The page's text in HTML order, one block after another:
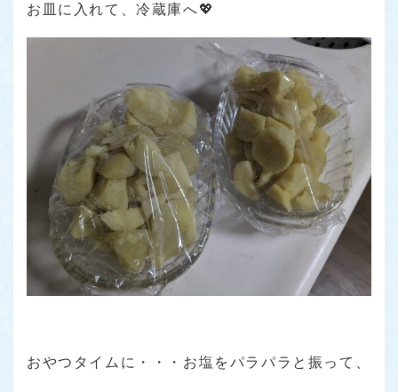
お皿に入れて、冷蔵庫へ💖
おやつタイムに・・・お塩をパラパラと振って、